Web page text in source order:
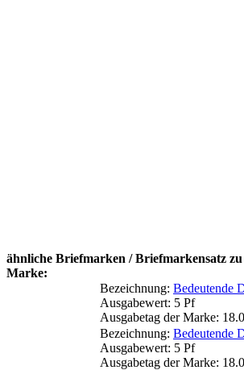
ähnliche Briefmarken / Briefmarkensatz zu
Marke:
Bezeichnung: Bedeutende
Ausgabewert: 5 Pf
Ausgabetag der Marke:
Bezeichnung: Bedeutende
Ausgabewert: 5 Pf
Ausgabetag der Marke: